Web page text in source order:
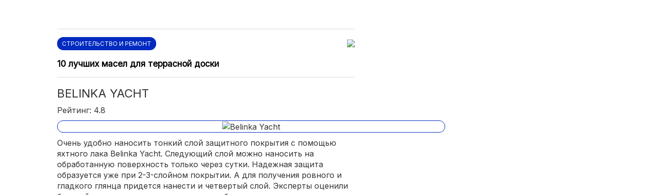
СТРОИТЕЛЬСТВО И РЕМОНТ
10 лучших масел для террасной доски
BELINKA YACHT
Рейтинг: 4.8
Очень удобно наносить тонкий слой защитного покрытия с помощью
яхтного лака Belinka Yacht. Следующий слой можно наносить на
обработанную поверхность только через сутки. Надежная защита
образуется уже при 2-3-слойном покрытии. А для получения ровного и
гладкого глянца придется нанести и четвертый слой. Эксперты оценили